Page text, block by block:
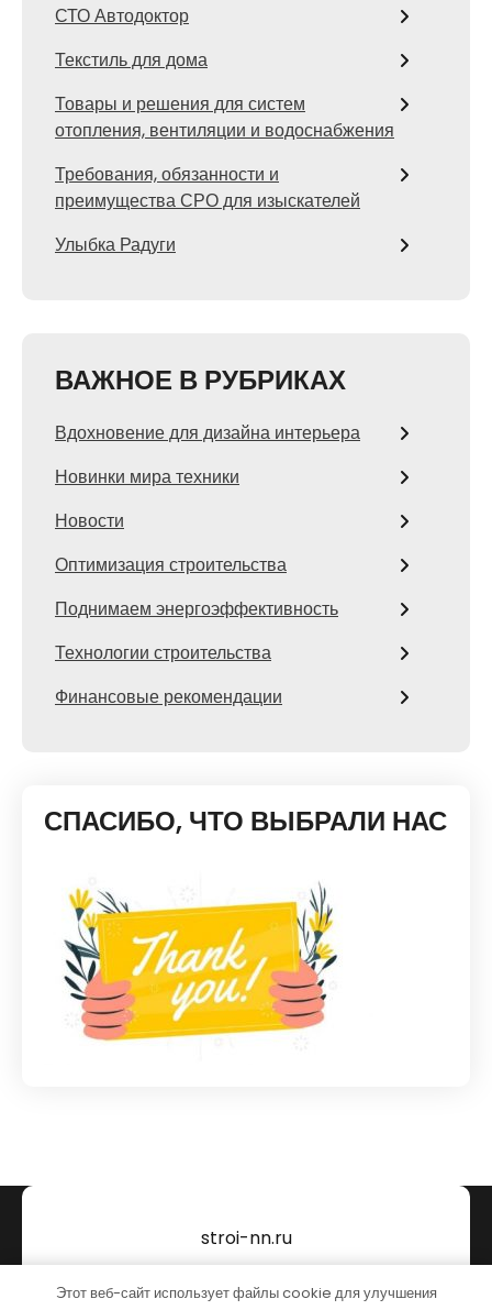
СТО Автодоктор
Текстиль для дома
Товары и решения для систем
отопления, вентиляции и водоснабжения
Требования, обязанности и
преимущества СРО для изыскателей
Улыбка Радуги
ВАЖНОЕ В РУБРИКАХ
Вдохновение для дизайна интерьера
Новинки мира техники
Новости
Оптимизация строительства
Поднимаем энергоэффективность
Технологии строительства
Финансовые рекомендации
СПАСИБО, ЧТО ВЫБРАЛИ НАС
stroi-nn.ru
Тема от Grace Themes
Этот веб-сайт использует файлы cookie для улучшения